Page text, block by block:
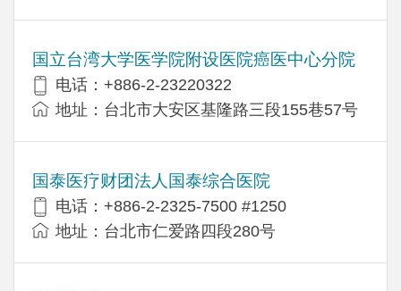
国立台湾大学医学院附设医院癌医中心分院
电话：+886-2-23220322
地址：台北市大安区基隆路三段155巷57号
国泰医疗财团法人国泰综合医院
电话：+886-2-2325-7500 #1250
地址：台北市仁爱路四段280号